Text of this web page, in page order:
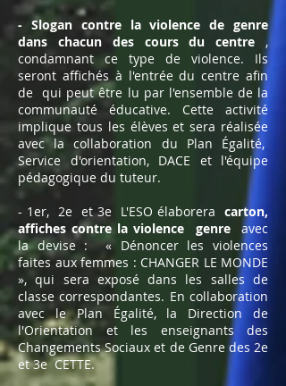
- Slogan contre la violence de genre
dans chacun des cours du centre ,
condamnant ce type de violence. Ils
seront affichés à l'entrée du centre afin
de qui peut être lu par l'ensemble de la
communauté éducative. Cette activité
implique tous les élèves et sera réalisée
avec la collaboration du Plan Égalité,
Service d'orientation, DACE et l'équipe
pédagogique du tuteur.
- 1er, 2e et 3e L'ESO élaborera carton,
affiches contre la violence
genre
avec
la devise :
« Dénoncer les violences
faites aux femmes : CHANGER LE MONDE
», qui sera exposé dans les salles de
classe correspondantes. En collaboration
avec le Plan Égalité, la Direction de
l'Orientation et les enseignants des
Changements Sociaux et de Genre des 2e
et 3e CETTE.